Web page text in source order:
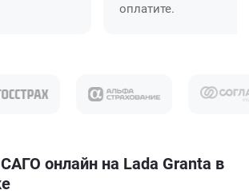
оплатите.
онлайн на Lada Granta в